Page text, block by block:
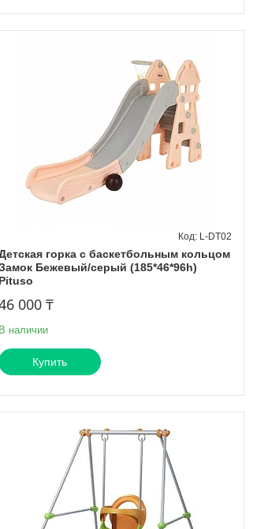
горка с баскетбольным кольцом
Бежевый/серый (185*46*96h)
Pituso
L-DT02
000 ₸
В наличии
Купить